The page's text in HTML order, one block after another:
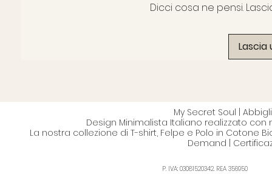
Dicci cosa ne pensi.
Lascia
My Secret Soul |
Design Minimalista Italiano realizzato
La nostra collezione di T-shirt, Felpe e Polo in Cotone
Demand |
P. IVA: 03081520342. REA 356950